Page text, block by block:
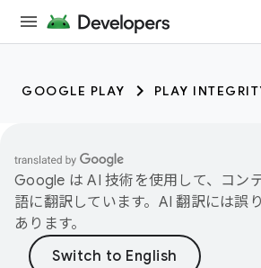
GOOGLE PLAY PLAY
Google は AI 技術を使用して、コン
語に翻訳しています。AI 翻訳には誤
あります。